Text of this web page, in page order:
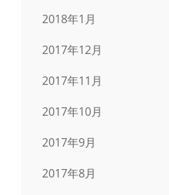
2018年1月
2017年12月
2017年11月
2017年10月
2017年9月
2017年8月